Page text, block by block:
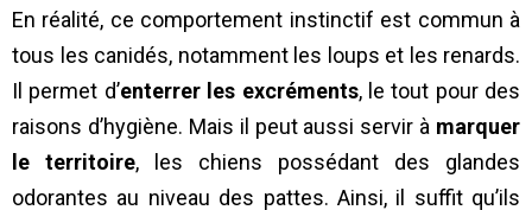
En réalité, ce comportement instinctif est commun à
tous les canidés, notamment les loups et les renards.
Il permet d’enterrer les excréments, le tout pour des
raisons d’hygiène. Mais il peut aussi servir à marquer
le territoire, les chiens possédant des glandes
odorantes au niveau des pattes. Ainsi, il suffit qu’ils